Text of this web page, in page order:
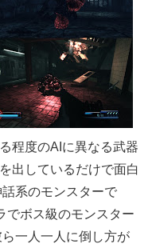
程度のAIに異なる武器
出しているだけで面白
系のモンスターで
でボス級のモンスター
一人一人に倒し方が